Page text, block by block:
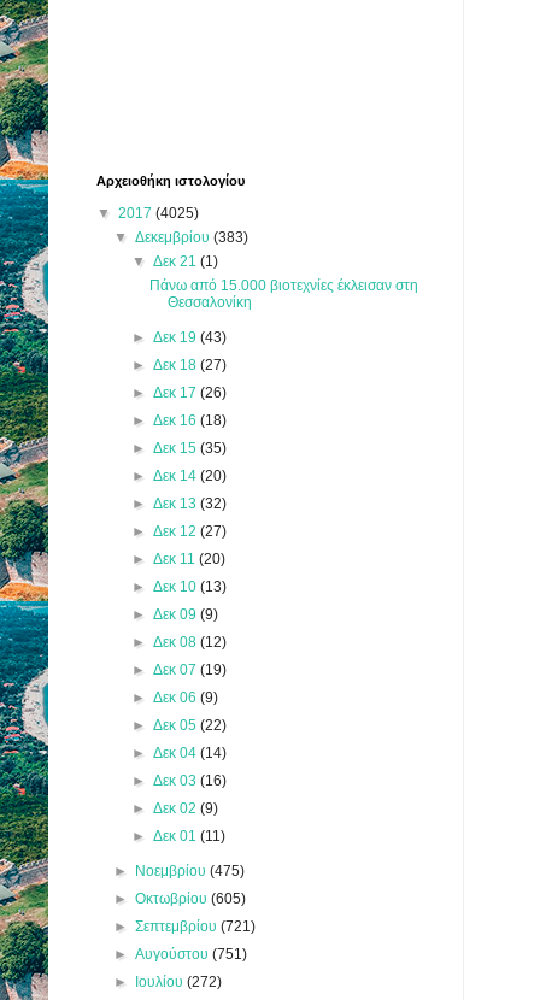
Αρχειοθήκη ιστολογίου
▼ 2017 (4025)
▼Δεκεμβρίου(383)
▼ Δεκ 21 (1)
Πάνω από 15.000 βιοτεχνίες έκλεισαν στη
Θεσσαλονίκη
► Δεκ 19 (43)
► Δεκ 18 (27)
► Δεκ 17 (26)
► Δεκ 16 (18)
► Δεκ 15 (35)
► Δεκ 14 (20)
► Δεκ 13 (32)
► Δεκ 12 (27)
► Δεκ 11 (20)
► Δεκ 10 (13)
► Δεκ 09 (9)
► Δεκ 08 (12)
► Δεκ 07 (19)
► Δεκ 06 (9)
► Δεκ 05 (22)
► Δεκ 04 (14)
► Δεκ 03 (16)
► Δεκ 02 (9)
► Δεκ 01 (11)
► Νοεμβρίου(475)
►Οκτωβρίου(605)
►Σεπτεμβρίου(721)
►Αυγούστου(751)
► Ιουλίου(272)